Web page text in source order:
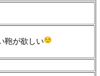
鞄が欲しい